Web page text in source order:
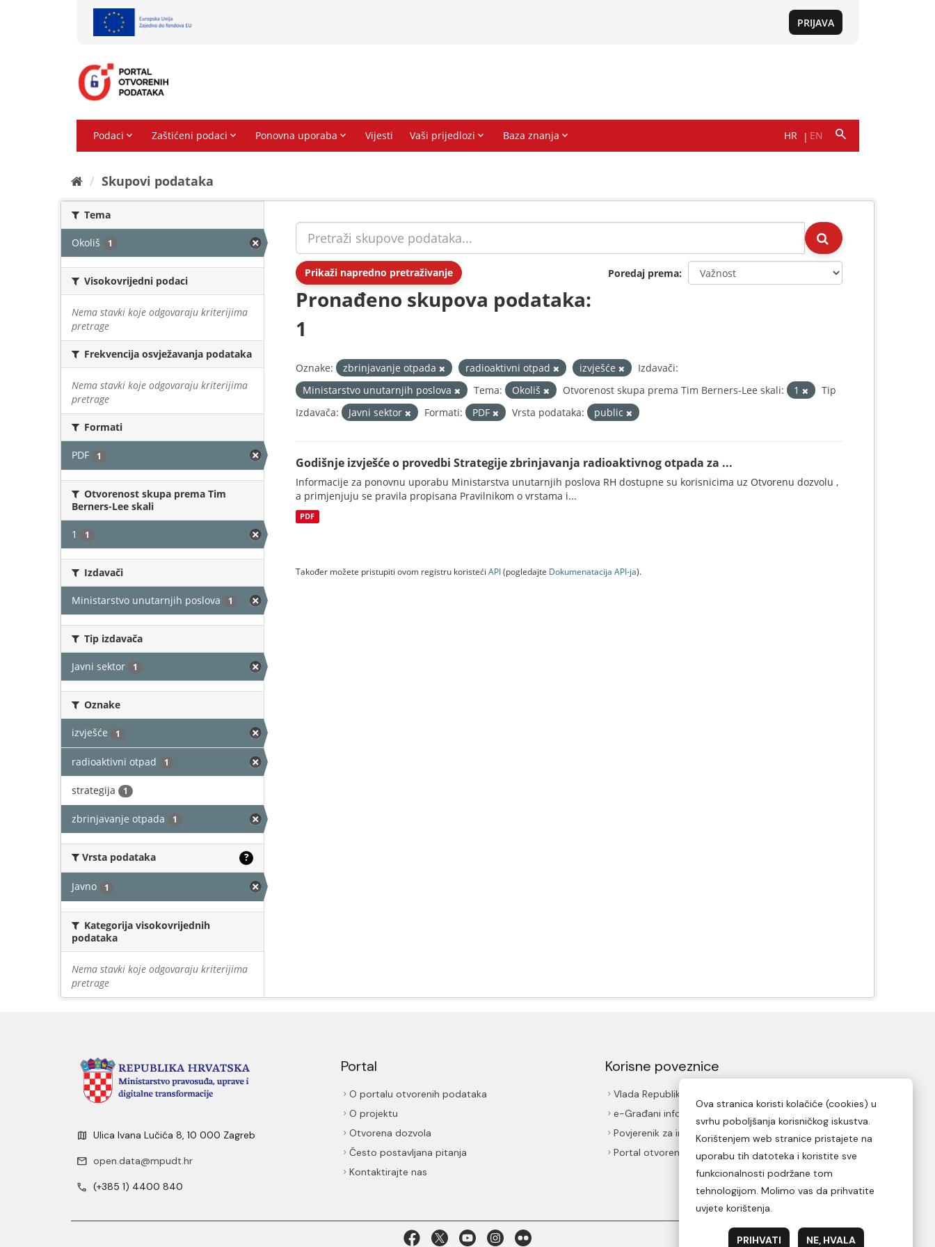
Skupovi podаtаkа
Tema
Okoliš 1
Visokovrijedni podaci
Nema stavki koje odgovaraju kriterijima
pretrage
Frekvencija osvježavanja podataka
Nema stavki koje odgovaraju kriterijima
pretrage
Formati
PDF 1
Otvorenost skupa prema Tim
Berners-Lee skali
1 1
Izdavači
Ministarstvo unutarnjih poslova 1
Tip izdavača
Javni sektor 1
Oznake
izvješće 1
radioaktivni otpad 1
strategija 1
zbrinjavanje otpada 1
Vrsta podataka ?
Javno 1
Kategorija visokovrijednih
podataka
Nema stavki koje odgovaraju kriterijima
pretrage
Prikaži napredno pretraživanje Poredaj prema
Pronađeno skupova podataka:
1
Oznake: zbrinjavanje otpada radioaktivni otpad izvješće
Izdavači:
Ministarstvo unutarnjih poslova
Tema: Okoliš Otvorenost skupa prema Tim Berners-Lee skali: 1
Tip
Izdavača:
Javni sektor Formati: PDF Vrsta podataka: public
Godišnje izvješće o provedbi Strategije zbrinjavanja radioaktivnog otpada za ...
Informacije za ponovnu uporabu Ministarstva unutarnjih poslova RH dostupne su korisnicima uz Otvorenu dozvolu ,
a primjenjuju se pravila propisana Pravilnikom o vrstama i...
PDF
Također možete pristupiti ovom registru koristeći API(pogledajte Dokumenаtаcijа API-jа).